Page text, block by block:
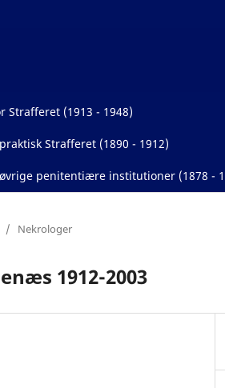
Strafferet (1913 - 1948)
Strafferet (1890 - 1912)
penitentiære institutioner (1878 -
/ Nekrologer
1912-2003